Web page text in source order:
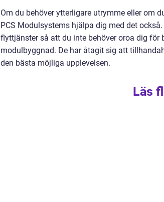
Om du behöver ytterligare utrymme eller om
PCS Modulsystems hjälpa dig med det
flyttjänster så att du inte behöver oroa dig för
modulbyggnad. De har åtagit sig att
den bästa möjliga upplevelsen.
Läs